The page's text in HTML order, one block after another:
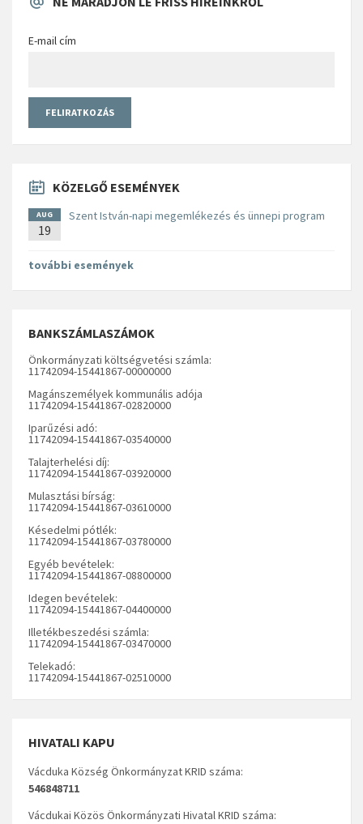
E-mail cím
KÖZELGŐ ESEMÉNYEK
AUG
19
Szent István-napi megemlékezés és ünnepi program
további események
BANKSZÁMLASZÁMOK
Önkormányzati költségvetési számla:
11742094-15441867-00000000
Magánszemélyek kommunális adója
11742094-15441867-02820000
Iparűzési adó:
11742094-15441867-03540000
Talajterhelési díj:
11742094-15441867-03920000
Mulasztási bírság:
11742094-15441867-03610000
Késedelmi pótlék:
11742094-15441867-03780000
Egyéb bevételek:
11742094-15441867-08800000
Idegen bevételek:
11742094-15441867-04400000
Illetékbeszedési számla:
11742094-15441867-03470000
Telekadó:
11742094-15441867-02510000
HIVATALI KAPU
Vácduka Község Önkormányzat KRID száma:
546848711
Vácdukai Közös Önkormányzati Hivatal KRID száma: